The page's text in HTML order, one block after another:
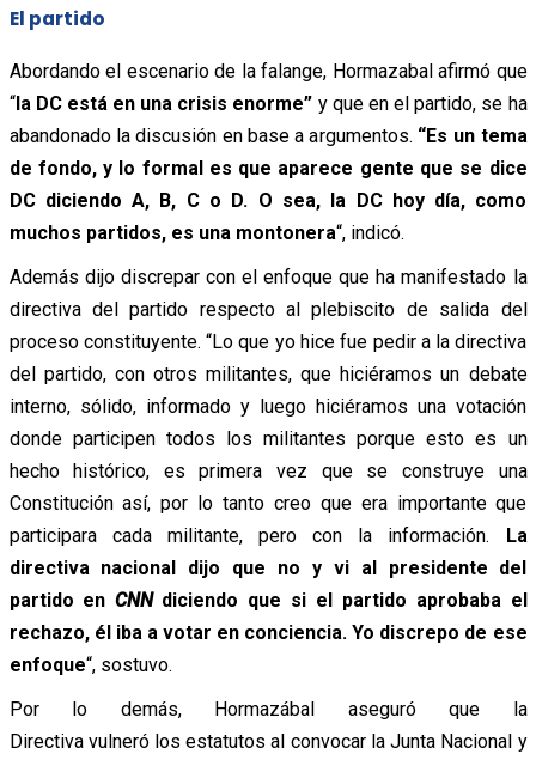
El partido
Abordando el escenario de la falange, Hormazabal afirmó que
“la DC está en una crisis enorme” y que en el partido, se ha
abandonado la discusión en base a argumentos. “Es un tema
de fondo, y lo formal es que aparece gente que se dice
DC diciendo A, B, C o D. O sea, la DC hoy día, como
muchos partidos, es una montonera“, indicó.
Además dijo discrepar con el enfoque que ha manifestado la
directiva del partido respecto al plebiscito de salida del
proceso constituyente. “Lo que yo hice fue pedir a la directiva
del partido, con otros militantes, que hiciéramos un debate
interno, sólido, informado y luego hiciéramos una votación
donde participen todos los militantes porque esto es un
hecho histórico, es primera vez que se construye una
Constitución así, por lo tanto creo que era importante que
participara cada militante, pero con la información. La
directiva nacional dijo que no y vi al presidente del
partido en CNNdiciendo que si el partido aprobaba el
rechazo, él iba a votar en conciencia. Yo discrepo de ese
enfoque“, sostuvo.
Por lo demás, Hormazábal aseguró que la
Directiva vulneró los estatutos al convocar la Junta Nacional y